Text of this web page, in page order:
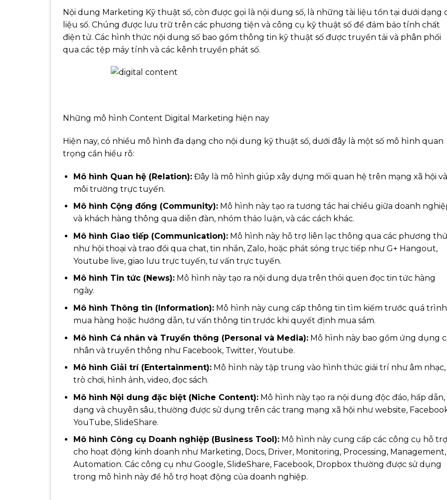
Nội dung Marketing Kỹ thuật số, còn được gọi là nội dung số, là những tài liệu tồn tại dưới dạng
liệu số. Chúng được lưu trữ trên các phương tiện và công cụ kỹ thuật số để đảm bảo tính chất
điện tử. Các hình thức nội dung số bao gồm thông tin kỹ thuật số được truyền tải và phân phối
qua các tệp máy tính và các kênh truyền phát số.
Những mô hình Content Digital Marketing hiện nay
Hiện nay, có nhiều mô hình đa dạng cho nội dung kỹ thuật số, dưới đây là một số mô hình quan
trọng cần hiểu rõ:
Mô hình Quan hệ (Relation):Đây là mô hình giúp xây dựng mối quan hệ trên mạng xã hội và
môi trường trực tuyến.
Mô hình Cộng đồng (Community):Mô hình này tạo ra tương tác hai chiều giữa doanh
và khách hàng thông qua diễn đàn, nhóm thảo luận, và các cách khác.
Mô hình Giao tiếp (Communication):Mô hình này hỗ trợ liên lạc thông qua các phương
như hội thoại và trao đổi qua chat, tin nhắn, Zalo, hoặc phát sóng trực tiếp như G+ Hangout,
Youtube live, giao lưu trực tuyến, tư vấn trực tuyến.
Mô hình Tin tức (News):Mô hình này tạo ra nội dung dựa trên thói quen đọc tin tức hàng
ngày.
Mô hình Thông tin (Information):Mô hình này cung cấp thông tin tìm kiếm trước quá trình
mua hàng hoặc hướng dẫn, tư vấn thông tin trước khi quyết định mua sắm.
Mô hình Cá nhân và Truyền thông (Personal và Media):Mô hình này bao gồm ứng dụng
nhân và truyền thông như Facebook, Twitter, Youtube.
Mô hình Giải trí (Entertainment):Mô hình này tập trung vào hình thức giải trí như âm nhạc,
trò chơi, hình ảnh, video, đọc sách.
Mô hình Nội dung đặc biệt (Niche Content):Mô hình này tạo ra nội dung độc đáo, hấp dẫn,
dạng và chuyên sâu, thường được sử dụng trên các trang mạng xã hội như website,
YouTube, SlideShare.
Mô hình Công cụ Doanh nghiệp (Business Tool):Mô hình này cung cấp các công cụ hỗ trợ
cho hoạt động kinh doanh như Marketing, Docs, Driver, Monitoring, Processing, Management,
Automation. Các công cụ như Google, SlideShare, Facebook, Dropbox thường được sử dụng
trong mô hình này để hỗ trợ hoạt động của doanh nghiệp.